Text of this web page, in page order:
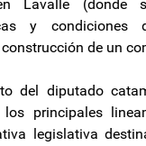
Lavalle (donde
y condiciones
de un
del diputado
principales
legislativa